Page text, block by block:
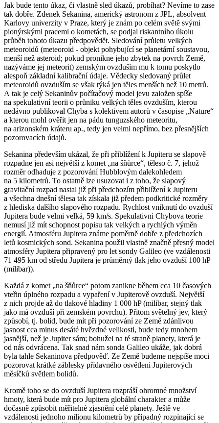
Jak bude tento úkaz, či vlastně sled úkazů, probíhat? Nevíme to zase
tak dobře. Zdenek Sekanina, americký astronom z JPL, absolvent
Karlovy univerzity v Praze, který je znám po celém světě svými
pionýrskými pracemi o kometách, se podjal riskantního úkolu
průběh tohoto úkazu předpovědět. Sledování průletu velkých
meteoroidů (meteoroid - objekt pohybující se planetární soustavou,
menší než asteroid; pokud pronikne jeho zbytek na povrch Země,
nazýváme jej meteorit) zemským ovzduším mu k tomu poskytlo
alespoň základní kalibrační údaje. Vědecky sledovaný průlet
meteoroidů ovzduším se však týká jen těles menších než 10 metrů.
A tak je celý Sekaninův počítačový model jevu založen spíše
na spekulativní teorii o průniku velkých těles ovzduším, kterou
nedávno publikoval Chyba s kolektivem autorů v časopise „Nature“
a kterou mohl ověřit jen na pádu tunguzského meteoritu,
na arizonském kráteru ap., tedy jen velmi nepřímo, bez přesnějších
pozorovacích údajů.
Sekanina především ukázal, že při přiblížení k Jupiteru se slapově
rozpadne jen asi největší z komet „na šňůrce“, těleso č. 7, jehož
rozměr odhaduje z pozorování Hubblovým dalekohledem
na 5 kilometrů. To ostatně lze usuzovat i z toho, že slapový
gravitační rozpad nastal již při předchozím přiblížení k Jupiteru
a všechna dnešní tělesa tak získala již předem podkritické rozměry
z hlediska dalšího slapového rozpadu. Rychlost vniknutí do ovzduší
Jupitera bude velmi velká, 59 km/s. Spekulativní Chybova teorie
nemusí již mít schopnost popisu tak velkých a rychlých výměn
energií. Atmosféru Jupitera známe poměrně dobře z předchozích
letů kosmických sond. Sekanina použil vlastně značně přesný model
atmosféry Jupitera připravený pro let sondy Galileo (ve vzdálenosti
71 495 km od středu Jupitera je průměrný tlak jeho ovzduší 100 hP
(milibar)).
Každá z komet „na šňůrce“ potom zanikne během cca 10 časových
vteřin úplného rozpadu a vypaření v Jupiterově ovzduší. Největší
z nich projde až do tlakové hladiny 1 000 hP (milibar, stejný tlak
jako má ovzduší při zemském povrchu). Přitom světelný jev, který
způsobí, tj. bolid, bude mít při pozorování ze Země zdánlivou
jasnost cca minus desáté hvězdné velikosti, bude tedy mnohem
jasnější, než je Jupiter sám; bohužel na té straně planety, která je
od nás odvrácena. Tak snad nám sonda Galileo ukáže, jak dobrá
byla tahle Sekaninova předpověď. Ze Země budeme nejspíše moci
pozorovat krátké záblesky přídavného osvětlení Jupiterových
měsíčků světlem bolidů.
Kromě toho se do ovzduší Jupitera rozpráší ohromné množství
hmoty, která bude mít pro Jupitera globální charakter a může
dočasně způsobit měřitelné zjasnění celé planety. Ještě ve
vzdálenosti jednoho milionu kilometrů by případný rozpínající se